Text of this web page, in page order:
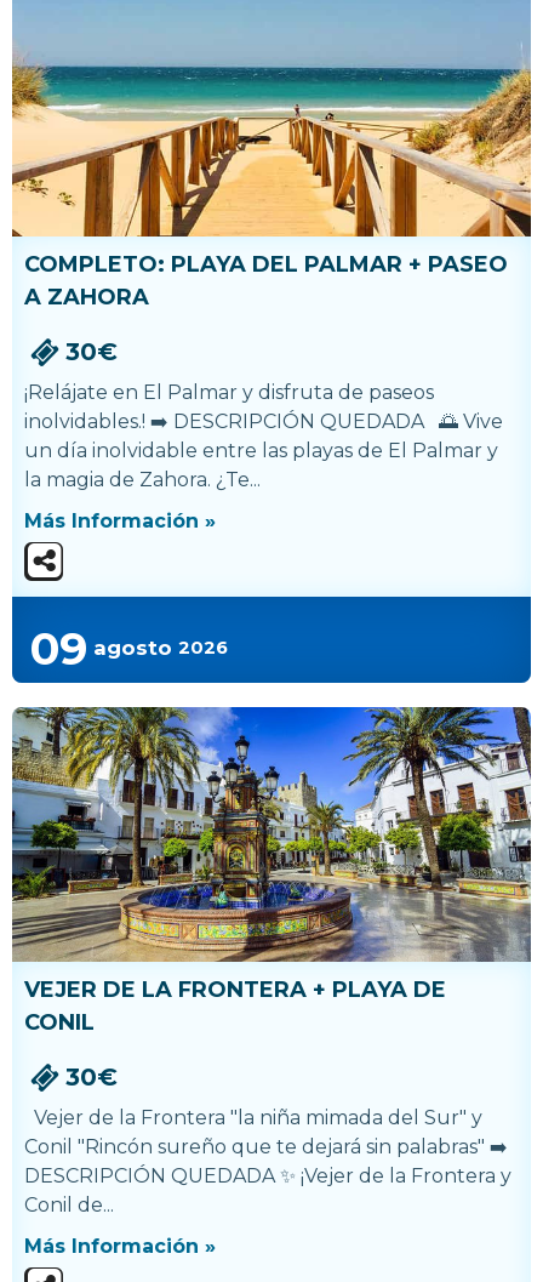
COMPLETO: PLAYA DEL PALMAR + PASEO
A ZAHORA
30€
¡Relájate en El Palmar y disfruta de paseos
inolvidables.! ➡️ DESCRIPCIÓN QUEDADA 🌅 Vive
un día inolvidable entre las playas de El Palmar y
la magia de Zahora. ¿Te...
Más Información »
09 agosto 2026
VEJER DE LA FRONTERA + PLAYA DE
CONIL
30€
Vejer de la Frontera "la niña mimada del Sur" y
Conil "Rincón sureño que te dejará sin palabras" ➡️
DESCRIPCIÓN QUEDADA ✨ ¡Vejer de la Frontera y
Conil de...
Más Información »